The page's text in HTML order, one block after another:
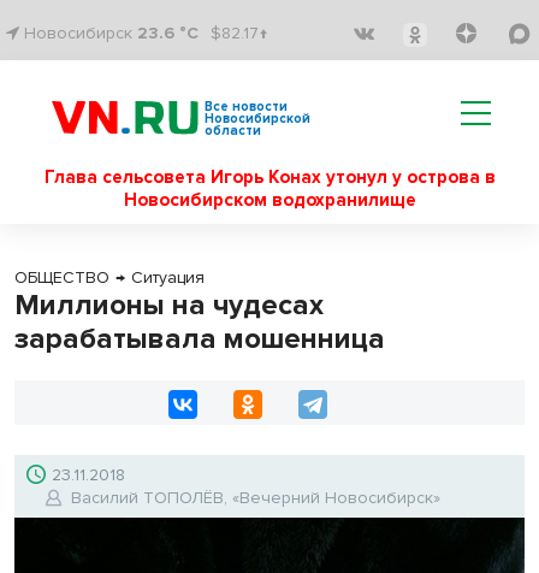
Новосибирск 23.6 °C $82.17↑
Все новости
Новосибирской
области
Глава сельсовета Игорь Конах утонул у острова в
Новосибирском водохранилище
ОБЩЕСТВО → Ситуация
Миллионы на чудесах
зарабатывала мошенница
23.11.2018
Василий ТОПОЛЁВ, «Вечерний Новосибирск»